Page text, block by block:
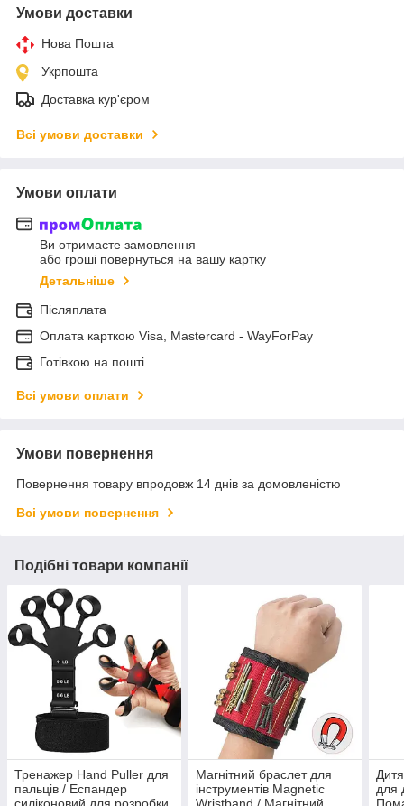
Умови доставки
Нова Пошта
Укрпошта
Доставка кур'єром
Всі умови доставки
Умови оплати
Ви отримаєте замовлення
або гроші повернуться на вашу картку
Детальніше
Післяплата
Оплата карткою Visa, Mastercard - WayForPay
Готівкою на пошті
Всі умови оплати
Умови повернення
Повернення товару впродовж 14 днів за домовленістю
Всі умови повернення
Подібні товари компанії
Тренажер Hand Puller для
пальців / Еспандер
Магнітний браслет для
інструментів Magnetic
для